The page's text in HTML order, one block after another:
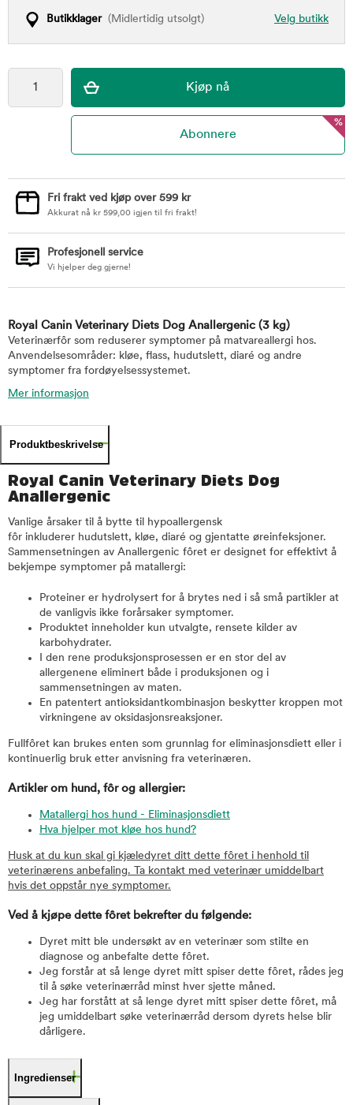
Velg butikk
Butikklager(Midlertidig utsolgt)
%
Fri frakt ved kjøp over 599 kr
Akkurat nå kr 599,00 igjen til fri frakt!
Profesjonell service
Vi hjelper deg gjerne!
Royal Canin Veterinary Diets Dog Anallergenic (3 kg)
Veterinærfôr som reduserer symptomer på matvareallergi hos.
Anvendelsesområder: kløe, flass, hudutslett, diaré og andre
symptomer fra fordøyelsessystemet.
Mer informasjon
Produktbeskrivelse
Royal Canin Veterinary Diets Dog
Anallergenic
Vanlige årsaker til å bytte til hypoallergensk
fôr inkluderer hudutslett, kløe, diaré og gjentatte øreinfeksjoner.
Sammensetningen av Anallergenic fôret er designet for effektivt å
bekjempe symptomer på matallergi:
Proteiner er hydrolysert for å brytes ned i så små partikler at
de vanligvis ikke forårsaker symptomer.
Produktet inneholder kun utvalgte, rensete kilder av
karbohydrater.
I den rene produksjonsprosessen er en stor del av
allergenene eliminert både i produksjonen og i
sammensetningen av maten.
En patentert antioksidantkombinasjon beskytter kroppen mot
virkningene av oksidasjonsreaksjoner.
Fullfôret kan brukes enten som grunnlag for eliminasjonsdiett eller i
kontinuerlig bruk etter anvisning fra veterinæren.
Artikler om hund, fôr og allergier:
Matallergi hos hund - Eliminasjonsdiett
Hva hjelper mot kløe hos hund?
Husk at du kun skal gi kjæledyret ditt dette fôret i henhold til
veterinærens anbefaling. Ta kontakt med veterinær umiddelbart
hvis det oppstår nye symptomer.
Ved å kjøpe dette fôret bekrefter du følgende:
Dyret mitt ble undersøkt av en veterinær som stilte en
diagnose og anbefalte dette fôret.
Jeg forstår at så lenge dyret mitt spiser dette fôret, rådes jeg
til å søke veterinærråd minst hver sjette måned.
Jeg har forstått at så lenge dyret mitt spiser dette fôret, må
jeg umiddelbart søke veterinærråd dersom dyrets helse blir
dårligere.
Ingredienser